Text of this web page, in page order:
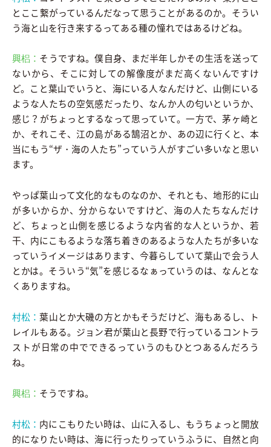
とここ繋がっているんだなって思うことがあるのか。そうい
う海と山を行き来するってある種の憧れではあるけどね。
興梠： そうですね。僕自身、まだ半年しかその生活を送って
ないから、そこに対しての解像度がまだ高くないんですけ
ど。こと葉山でいうと、海にいる人なんだけど、山側にいる
ような人たちの空気感だったり、なんか人の匂いというか、
感じ？がちょっとするなって思っていて。一方で、茅ヶ崎と
か、それこそ、江の島がある鵠沼とか、あの辺に行くと、本
当にもう“ザ・海の人たち”っていう人がすごい多いなと思い
ます。
やっぱ葉山って文化的なものなのか、それとも、地形的に山
が多いからか、分からないですけど、海の人たちなんだけ
ど、ちょっと山側を感じるような内省的な人というか、若
干、内にこもるような落ち着きのあるような人たちが多いな
っていうイメージはあります、今暮らしていて葉山で会う人
とかは。そういう“気”を感じるなぁっていうのは、なんとな
くありますね。
村松：葉山とか大磯の方とかもそうだけど、海もあるし、ト
レイルもある。ジョン君が葉山と長野で行っているコントラ
ストが日常の中でできるっていうのもひとつあるんだろう
ね。
興梠： そうですね。
村松： 内にこもりたい時は、山に入るし、もうちょっと開放
的になりたい時は、海に行ったりっていうふうに、自然と向